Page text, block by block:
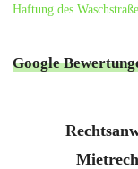
Haftung des
Google